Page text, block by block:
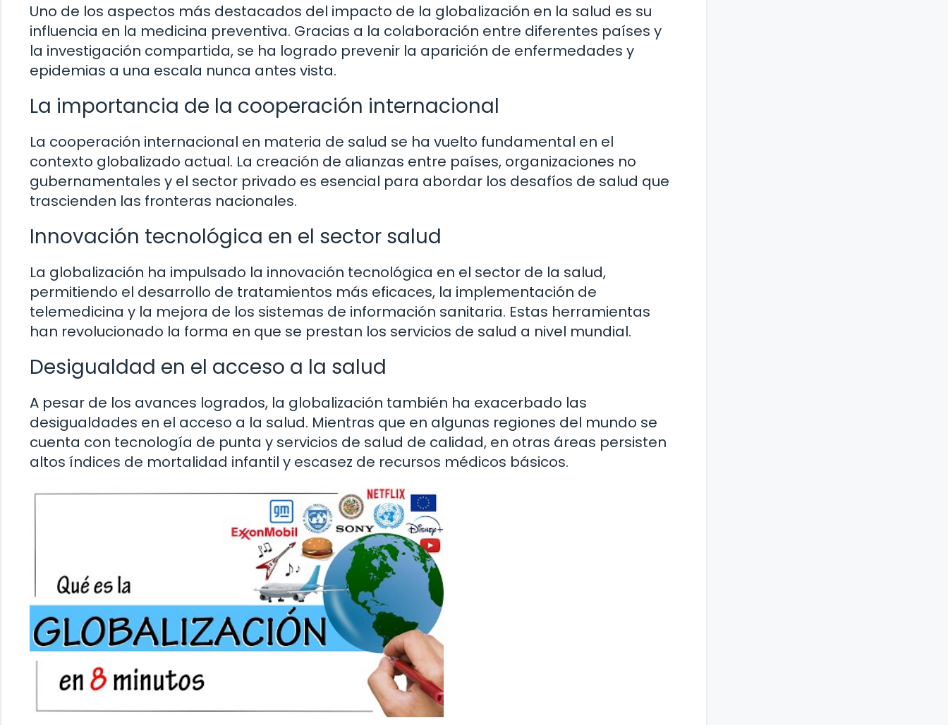
Uno de los aspectos más destacados del impacto de la globalización en la salud es su
influencia en la medicina preventiva. Gracias a la colaboración entre diferentes países y
la investigación compartida, se ha logrado prevenir la aparición de enfermedades y
epidemias a una escala nunca antes vista.
La importancia de la cooperación internacional
La cooperación internacional en materia de salud se ha vuelto fundamental en el
contexto globalizado actual. La creación de alianzas entre países, organizaciones no
gubernamentales y el sector privado es esencial para abordar los desafíos de salud que
trascienden las fronteras nacionales.
Innovación tecnológica en el sector salud
La globalización ha impulsado la innovación tecnológica en el sector de la salud,
permitiendo el desarrollo de tratamientos más eficaces, la implementación de
telemedicina y la mejora de los sistemas de información sanitaria. Estas herramientas
han revolucionado la forma en que se prestan los servicios de salud a nivel mundial.
Desigualdad en el acceso a la salud
A pesar de los avances logrados, la globalización también ha exacerbado las
desigualdades en el acceso a la salud. Mientras que en algunas regiones del mundo se
cuenta con tecnología de punta y servicios de salud de calidad, en otras áreas persisten
altos índices de mortalidad infantil y escasez de recursos médicos básicos.